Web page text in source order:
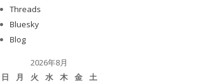
Threads
Bluesky
Blog
2026年8月
日
月 火 水 木 金
土